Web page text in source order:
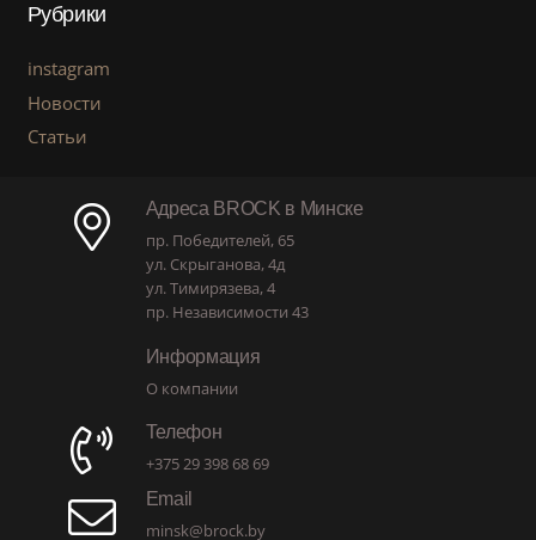
Рубрики
instagram
Новости
Статьи
Адреса BROCK в Минске
пр. Победителей, 65
ул. Скрыганова, 4д
ул. Тимирязева, 4
пр. Независимости 43
Информация
О компании
Телефон
+375 29 398 68 69
Email
minsk@brock.by